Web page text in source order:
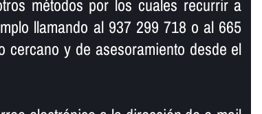
métodos por los cuales recurrir a
llamando al 937 299 718 o al 665
cercano y de asesoramiento desde el